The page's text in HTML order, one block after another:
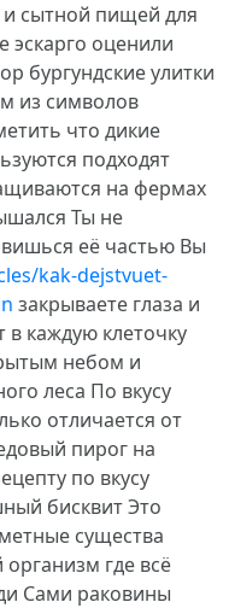
и сытной пищей для
эскарго оценили
бургундские улитки
из символов
что дикие
подходят
на фермах
Ты не
её частью Вы
kak-dejstvuet-
закрываете глаза и
в каждую клеточку
небом и
леса По вкусу
отличается от
пирог на
по вкусу
бисквит Это
существа
где всё
Сами раковины